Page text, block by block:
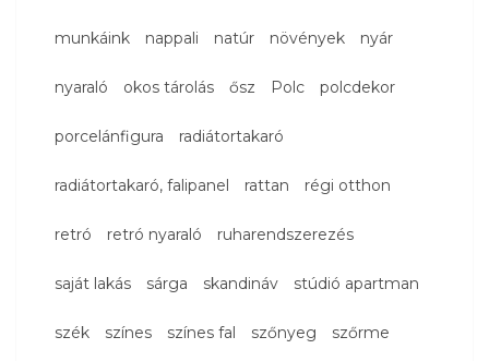
munkáink nappali natúr növények nyár
nyaraló okos tárolás ősz Polc polcdekor
porcelánfigura radiátortakaró
radiátortakaró, falipanel rattan régi otthon
retró retró nyaraló ruharendszerezés
saját lakás sárga skandináv stúdió apartman
szék színes színes fal szőnyeg szőrme